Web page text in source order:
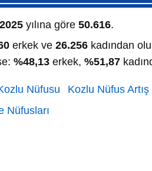
yılına göre 50.616.
erkek ve 26.256 kadından
%48,13 erkek, %51,87
Nüfusu
Kozlu Nüfus Artış
Nüfusları